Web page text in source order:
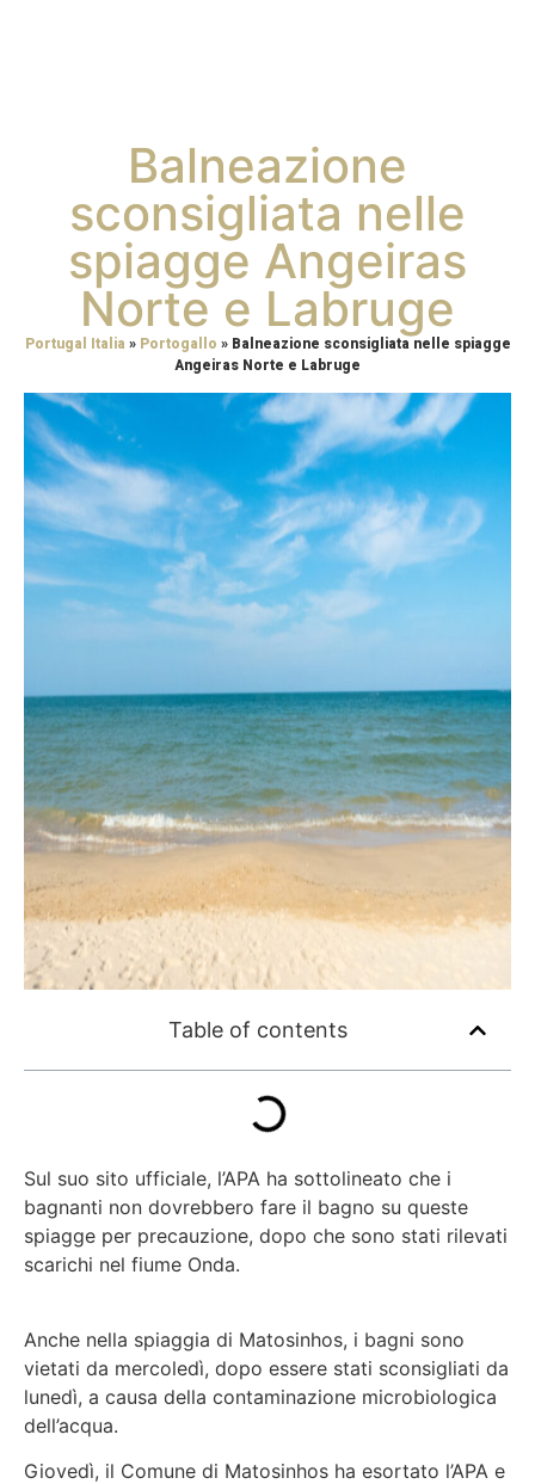
Balneazione
sconsigliata nelle
spiagge Angeiras
Norte e Labruge
Portugal Italia » Portogallo » Balneazione sconsigliata nelle spiagge
Angeiras Norte e Labruge
Table of contents
Sul suo sito ufficiale, l’APA ha sottolineato che i
bagnanti non dovrebbero fare il bagno su queste
spiagge per precauzione, dopo che sono stati rilevati
scarichi nel fiume Onda.
Anche nella spiaggia di Matosinhos, i bagni sono
vietati da mercoledì, dopo essere stati sconsigliati da
lunedì, a causa della contaminazione microbiologica
dell’acqua.
Giovedì, il Comune di Matosinhos ha esortato l’APA e